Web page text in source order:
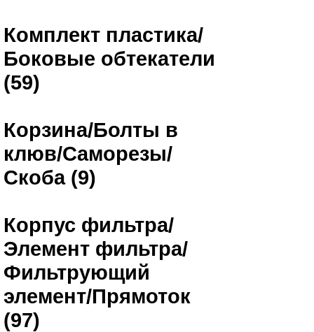
Комплект пластика/
Боковые обтекатели
(59)
Корзина/Болты в
клюв/Саморезы/
Скоба (9)
Корпус фильтра/
Элемент фильтра/
Фильтрующий
элемент/Прямоток
(97)